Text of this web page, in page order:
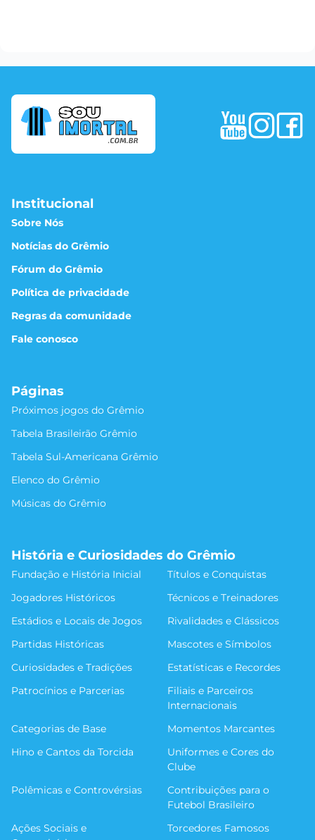
Institucional
Sobre Nós
Notícias do Grêmio
Fórum do Grêmio
Política de privacidade
Regras da comunidade
Fale conosco
Páginas
Próximos jogos do Grêmio
Tabela Brasileirão Grêmio
Tabela Sul-Americana Grêmio
Elenco do Grêmio
Músicas do Grêmio
História e Curiosidades do Grêmio
Fundação e História Inicial
Títulos e Conquistas
Jogadores Históricos
Técnicos e Treinadores
Estádios e Locais de Jogos
Rivalidades e Clássicos
Partidas Históricas
Mascotes e Símbolos
Curiosidades e Tradições
Estatísticas e Recordes
Patrocínios e Parcerias
Filiais e Parceiros
Internacionais
Categorias de Base
Momentos Marcantes
Hino e Cantos da Torcida
Uniformes e Cores do
Clube
Polêmicas e Controvérsias
Contribuições para o
Futebol Brasileiro
Ações Sociais e
Torcedores Famosos